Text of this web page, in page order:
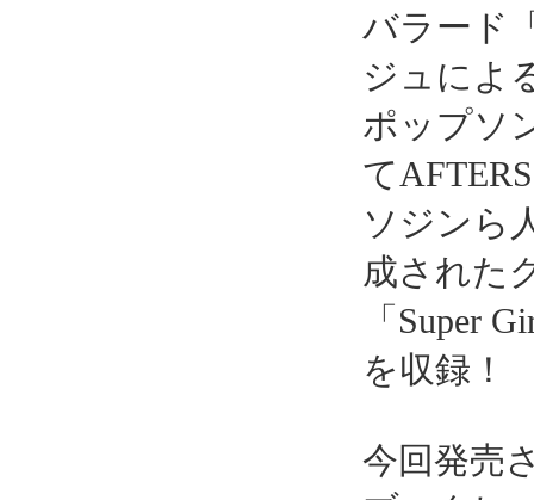
バラード
ジュによ
ポップソ
て
ソジンら
成された
「Super
を収録！
今回発売